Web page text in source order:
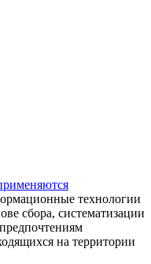
технологии
сбора, систематизации
на территории